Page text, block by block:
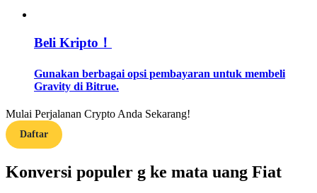
Menghasilkan
Beli Kripto！
Gunakan berbagai opsi pembayaran untuk membeli
Gravity di Bitrue.
Mulai Perjalanan Crypto Anda Sekarang!
Daftar
Konversi populer g ke mata uang Fiat